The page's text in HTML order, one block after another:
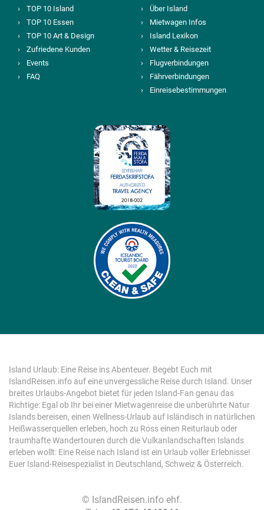
TOP 10 Island
TOP 10 Essen
TOP 10 Art & Design
Zufriedene Kunden
Events
FAQ
Über Island
Mietwagen Infos
Island Lexikon
Wetter & Reisezeit
Flugverbindungen
Fährverbindungen
Einreisebestimmungen
Island Urlaub: Eine Reise ins Abenteuer. Begebt Euch mit
IslandReisen.info auf eine unvergessliche Reise durch Island. Unser
breites Urlaubs-Angebot bietet für jeden Island-Fan genau das
Richtige: Egal ob Ihr bei einer Mietwagenreise die unberührte Natur
Islands bereisen, einen Wellness-Urlaub auf Isländisch in natürlichen
Heißwasserquellen erleben, hoch zu Ross einen Reiturlaub oder
traumhafte Wandertouren durch die Vulkanlandschaften Islands
erleben wollt: Eine Reise nach Island ist ein Urlaub voller Erlebnisse!
Euer Island-Reisespezialist in Deutschland, Schweiz & Österreich.
© IslandReisen.info ehf.